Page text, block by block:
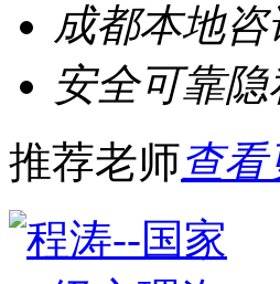
成都本地咨
安全可靠
推荐老师查